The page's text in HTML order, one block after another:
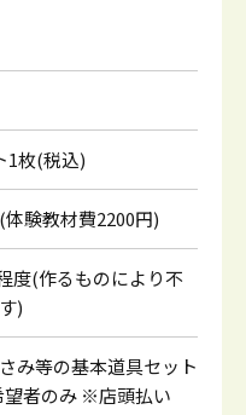
1枚(税込)
験教材費2200円)
度(作るものにより不
)
み等の基本道具セット
者のみ ※店頭払い